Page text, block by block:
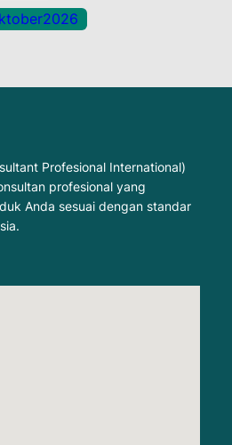
Profesional International)
profesional yang
Anda sesuai dengan standar